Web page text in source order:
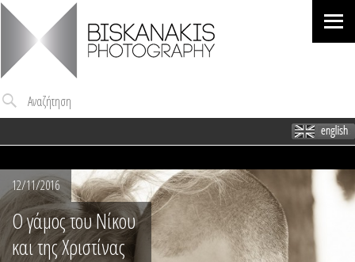
Αναζήτηση
12/11/2016
Ο γάμος του Νίκου
και της Χριστίνας